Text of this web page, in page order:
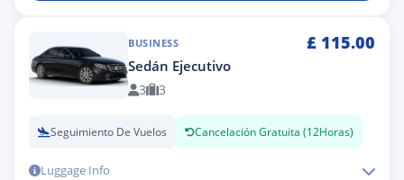
BUSINESS £ 115.00
Sedán Ejecutivo
3 3
Seguimiento De Vuelos Cancelación Gratuita (12Horas)
Luggage Info